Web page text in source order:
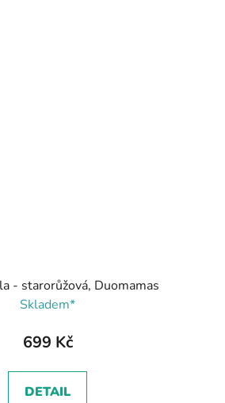
- starorůžová, Duomamas
Skladem*
699 Kč
DETAIL